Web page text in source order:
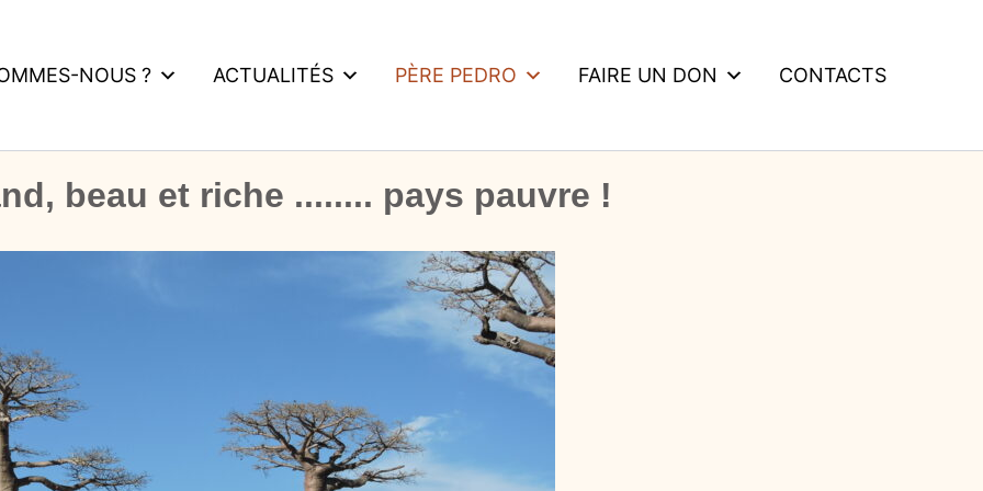
NOUS ? ACTUALITÉS PÈRE PEDRO FAIRE UN DON CONTACTS
beau et riche ........ pays pauvre !